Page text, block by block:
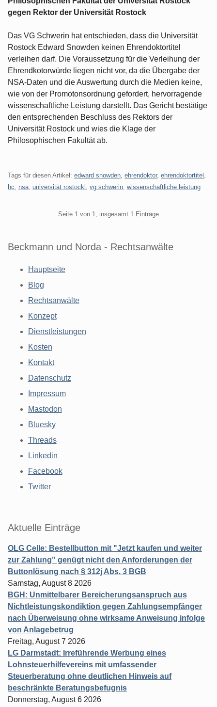
gegen Rektor der Universität Rostock
Das VG Schwerin hat entschieden, dass die Universität
Rostock Edward Snowden keinen Ehrendoktortitel
verleihen darf. Die Voraussetzung für die Verleihung der
Ehrendkotorwürde liegen nicht vor, da die Übergabe der
NSA-Daten und die Auswertung durch die Medien keine,
wie von der Promotonsordnung gefordert, hervorragende
wissenschaftliche Leistung darstellt. Das Gericht bestätige
den entsprechenden Beschluss des Rektors der
Universität Rostock und wies die Klage der
Philosophischen Fakultät ab.
Tags für diesen Artikel: edward snowden ehrendoktor, ehrendoktortitel
hc
nsa universität rostockl vg schwerin wissenschaftliche leistung
Seite 1 von 1, insgesamt 1 Einträge
Beckmann und Norda - Rechtsanwälte
Hauptseite
Blog
Rechtsanwälte
Konzept
Dienstleistungen
Kosten
Kontakt
Datenschutz
Impressum
Mastodon
Bluesky
Threads
Linkedin
Facebook
Twitter
Aktuelle Einträge
OLG Celle: Bestellbutton mit "Jetzt kaufen und weiter
zur Zahlung" genügt nicht den Anforderungen der
Buttonlösung nach § 312j Abs. 3 BGB
Samstag, August 8 2026
BGH: Unmittelbarer Bereicherungsanspruch aus
Nichtleistungskondiktion gegen Zahlungsempfänger
nach Überweisung ohne wirksame Anweisung infolge
von Anlagebetrug
Freitag, August 7 2026
LG Darmstadt: Irreführende Werbung eines
Lohnsteuerhilfevereins mit umfassender
Steuerberatung ohne deutlichen Hinweis auf
beschränkte Beratungsbefugnis
Donnerstag, August 6 2026